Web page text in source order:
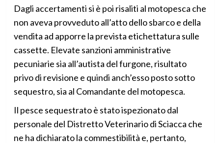
Dagli accertamenti si è poi risaliti al motopesca che
non aveva provveduto all’atto dello sbarco e della
vendita ad apporre la prevista etichettatura sulle
cassette. Elevate sanzioni amministrative
pecuniarie sia all’autista del furgone, risultato
privo di revisione e quindi anch’esso posto sotto
sequestro, sia al Comandante del motopesca.
Il pesce sequestrato è stato ispezionato dal
personale del Distretto Veterinario di Sciacca che
ne ha dichiarato la commestibilità e, pertanto,